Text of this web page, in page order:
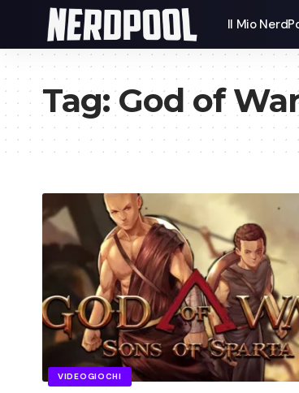
Il Mio
Tag:God of
VIDEOGIOCHI